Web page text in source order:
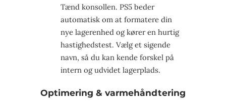
Tænd konsollen. PS5 beder
automatisk om at formatere din
nye lagerenhed og kører en hurtig
hastighedstest. Vælg et sigende
navn, så du kan kende forskel på
intern og udvidet lagerplads.
Optimering & varmehåndtering